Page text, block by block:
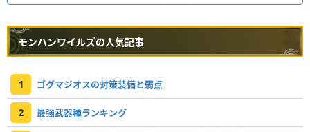
モンハンワイルズの人気記事
1 ゴグマジオスの対策装備と弱点
2 最強武器種ランキング